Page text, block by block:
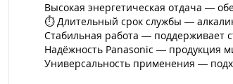
Высокая энергетическая отдача —
⏱ Длительный срок службы —
Стабильная работа — поддерживает
Надёжность Panasonic — продукция
Универсальность применения —